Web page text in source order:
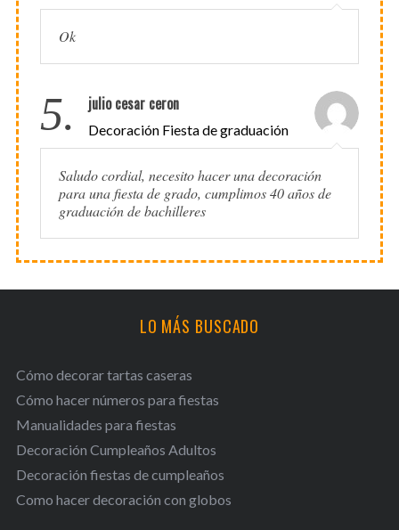
Ok
5. julio cesar ceron
Decoración Fiesta de graduación
Saludo cordial, necesito hacer una decoración
para una fiesta de grado, cumplimos 40 años de
graduación de bachilleres
LO MÁS BUSCADO
Cómo decorar tartas caseras
Cómo hacer números para fiestas
Manualidades para fiestas
Decoración Cumpleaños Adultos
Decoración fiestas de cumpleaños
Como hacer decoración con globos